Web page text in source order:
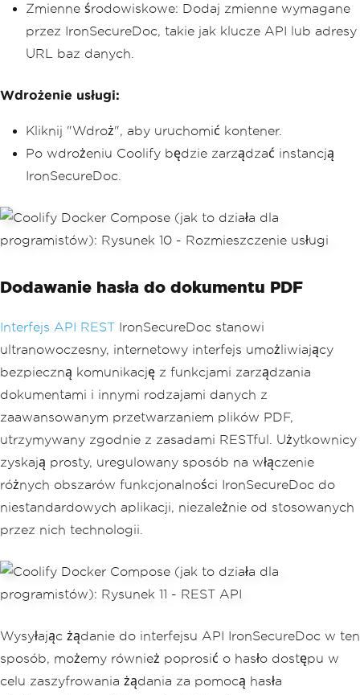
Zmienne środowiskowe: Dodaj zmienne wymagane
przez IronSecureDoc, takie jak klucze API lub adresy
URL baz danych.
Wdrożenie usługi:
Kliknij "Wdroż", aby uruchomić kontener.
Po wdrożeniu Coolify będzie zarządzać instancją
IronSecureDoc.
Dodawanie hasła do dokumentu PDF
Interfejs API REST IronSecureDoc stanowi
ultranowoczesny, internetowy interfejs umożliwiający
bezpieczną komunikację z funkcjami zarządzania
dokumentami i innymi rodzajami danych z
zaawansowanym przetwarzaniem plików PDF,
utrzymywany zgodnie z zasadami RESTful. Użytkownicy
zyskają prosty, uregulowany sposób na włączenie
różnych obszarów funkcjonalności IronSecureDoc do
niestandardowych aplikacji, niezależnie od stosowanych
przez nich technologii.
Wysyłając żądanie do interfejsu API IronSecureDoc w ten
sposób, możemy również poprosić o hasło dostępu w
celu zaszyfrowania żądania za pomocą hasła